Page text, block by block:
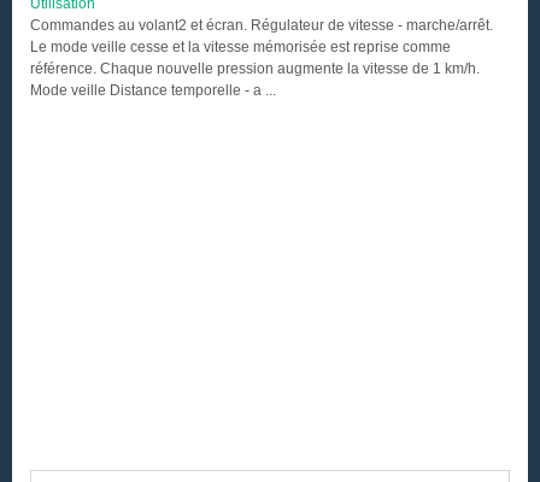
Utilisation
Commandes au volant2 et écran. Régulateur de vitesse - marche/arrêt.
Le mode veille cesse et la vitesse mémorisée est reprise comme
référence. Chaque nouvelle pression augmente la vitesse de 1 km/h.
Mode veille Distance temporelle - a ...